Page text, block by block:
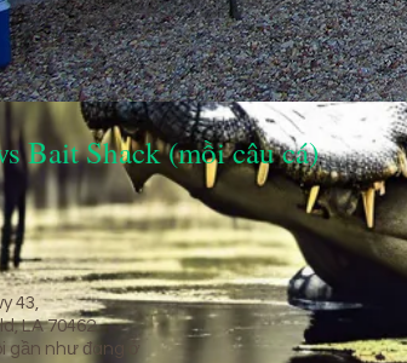
43,
LA 70462
gần như đang ở
Bait Shack (mồi câu cá)